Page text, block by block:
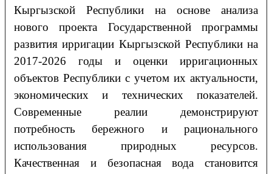
Кыргызской Республики на основе анализа
нового проекта Государственной программы
развития ирригации Кыргызской Республики на
2017-2026 годы и оценки ирригационных
объектов Республики с учетом их актуальности,
экономических и технических показателей.
Современные реалии демонстрируют
потребность бережного и рационального
использования природных ресурсов.
Качественная и безопасная вода становится